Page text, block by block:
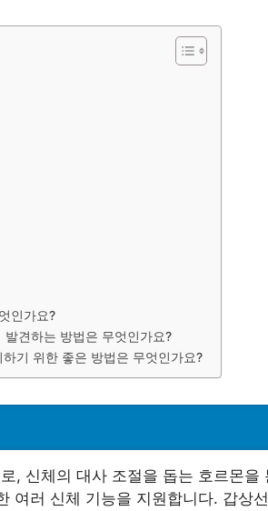
인가요?
견하는 방법은 무엇인가요?
기 위한 좋은 방법은 무엇인가요?
, 신체의 대사 조절을 돕는 호르몬을
여러 신체 기능을 지원합니다. 갑상